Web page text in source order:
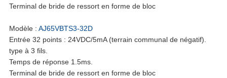
PRIVÉE
Terminal de bride de ressort en forme de bloc
Modèle : AJ65VBTS3-32D
Entrée 32 points : 24VDC/5mA (terrain communal de négatif).
type à 3 fils.
Temps de réponse 1.5ms.
Terminal de bride de ressort en forme de bloc